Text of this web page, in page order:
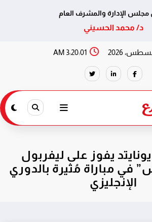
الإدارة والمشرف العام
د/ محمد الحسيني
3:20:02 AM
يفوز على ليفربول
في مباراة مُثيرة بالدوري
الإنجليزي